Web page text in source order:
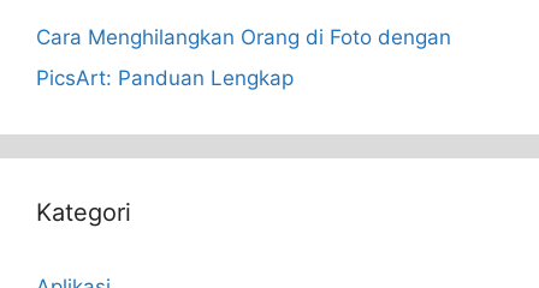
Cara Menghilangkan Orang di Foto dengan
PicsArt: Panduan Lengkap
Kategori